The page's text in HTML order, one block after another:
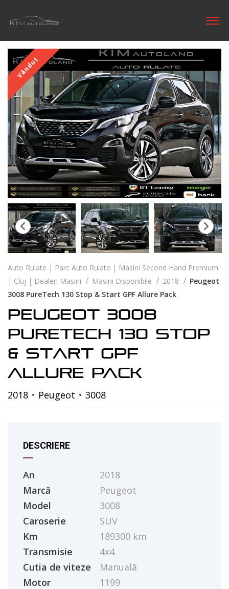
Vândut
Auto Rulate | Parc Auto Rulate | Masini Second Hand Premium
| Cluj | Dealeri Masini
Masini Disponibile 2018
Peugeot
3008 PureTech 130 Stop & Start GPF Allure Pack
Peugeot 3008
PureTech 130 Stop
& Start GPF
Allure Pack
2018 Peugeot 3008
DESCRIERE
An
2018
Marcă
Peugeot
Model
3008
Caroserie
SUV
Km
189300 km
Transmisie
4x4
Cutia de viteze
Manualā
Motor
1199